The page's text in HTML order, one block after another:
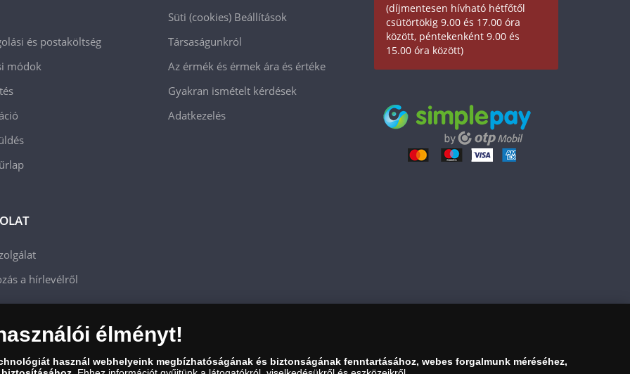
és postaköltség
módok
a hírlevélről
Süti (cookies) Beállítások
Társaságunkról
Az érmék és érmek ára és értéke
Gyakran ismételt kérdések
Adatkezelés
(díjmentesen hívható hétfőtől
csütörtökig 9.00 és 17.00 óra
között, péntekenként 9.00 és
15.00 óra között)
élményt!
használ webhelyeink megbízhatóságának és biztonságának fenntartásához, webes forgalmunk méréséhez,